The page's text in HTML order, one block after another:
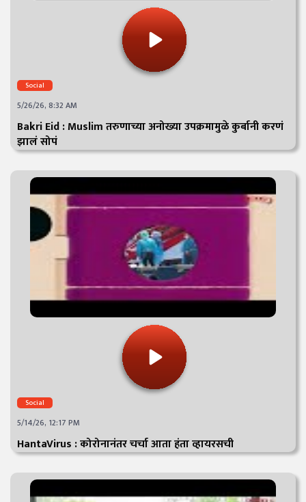
Social
5/26/26, 8:32 AM
Bakri Eid : Muslim तरुणाच्या अनोख्या उपक्रमामुळे कुर्बानी करणं
झालं सोपं
Social
5/14/26, 12:17 PM
HantaVirus : कोरोनानंतर चर्चा आता हंता व्हायरसची